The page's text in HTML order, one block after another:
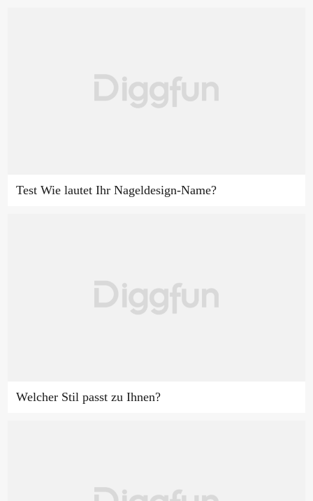
Test Wie lautet Ihr Nageldesign-Name?
Welcher Stil passt zu Ihnen?